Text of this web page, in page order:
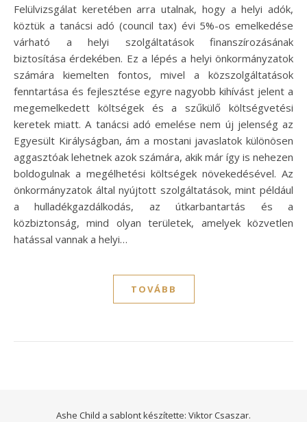
Felülvizsgálat keretében arra utalnak, hogy a helyi adók,
köztük a tanácsi adó (council tax) évi 5%-os emelkedése
várható a helyi szolgáltatások finanszírozásának
biztosítása érdekében. Ez a lépés a helyi önkormányzatok
számára kiemelten fontos, mivel a közszolgáltatások
fenntartása és fejlesztése egyre nagyobb kihívást jelent a
megemelkedett költségek és a szűkülő költségvetési
keretek miatt. A tanácsi adó emelése nem új jelenség az
Egyesült Királyságban, ám a mostani javaslatok különösen
aggasztóak lehetnek azok számára, akik már így is nehezen
boldogulnak a megélhetési költségek növekedésével. Az
önkormányzatok által nyújtott szolgáltatások, mint például
a hulladékgazdálkodás, az útkarbantartás és a
közbiztonság, mind olyan területek, amelyek közvetlen
hatással vannak a helyi…
TOVÁBB
Ashe Child a sablont készítette: Viktor Csaszar.